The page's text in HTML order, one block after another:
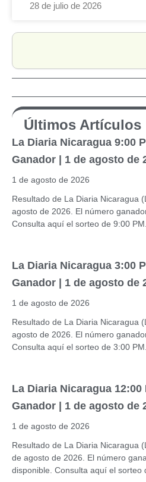
28 de julio de 2026
Search
Últimos Artículos
La Diaria Nicaragua 9:00
Ganador | 1 de agosto de
1 de agosto de 2026
Resultado de La Diaria Nicaragua
agosto de 2026. El número
Consulta aquí el sorteo de 9:00 PM.
La Diaria Nicaragua 3:00
Ganador | 1 de agosto de
1 de agosto de 2026
Resultado de La Diaria Nicaragua
agosto de 2026. El número
Consulta aquí el sorteo de 3:00 PM.
La Diaria Nicaragua
Ganador | 1 de agosto de
1 de agosto de 2026
Resultado de La Diaria Nicaragua
de agosto de 2026. El número
disponible. Consulta aquí el sorteo